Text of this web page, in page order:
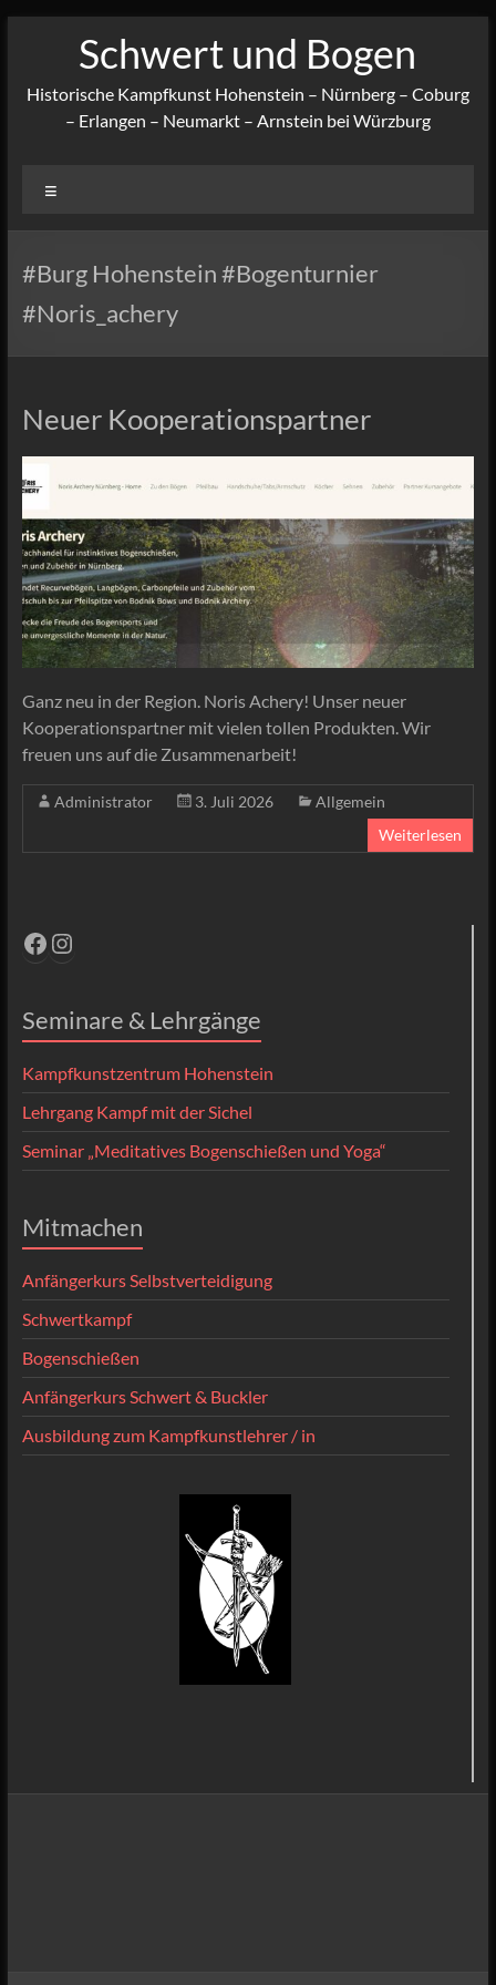
Schwert und Bogen
Historische Kampfkunst Hohenstein – Nürnberg – Coburg
– Erlangen – Neumarkt – Arnstein bei Würzburg
#Burg Hohenstein #Bogenturnier
#Noris_achery
Neuer Kooperationspartner
Ganz neu in der Region. Noris Achery! Unser neuer
Kooperationspartner mit vielen tollen Produkten. Wir
freuen uns auf die Zusammenarbeit!
Administrator 3. Juli 2026
Allgemein
Weiterlesen
Facebook
Instagram
Seminare & Lehrgänge
Kampfkunstzentrum Hohenstein
Lehrgang Kampf mit der Sichel
Seminar „Meditatives Bogenschießen und Yoga“
Mitmachen
Anfängerkurs Selbstverteidigung
Schwertkampf
Bogenschießen
Anfängerkurs Schwert & Buckler
Ausbildung zum Kampfkunstlehrer / in